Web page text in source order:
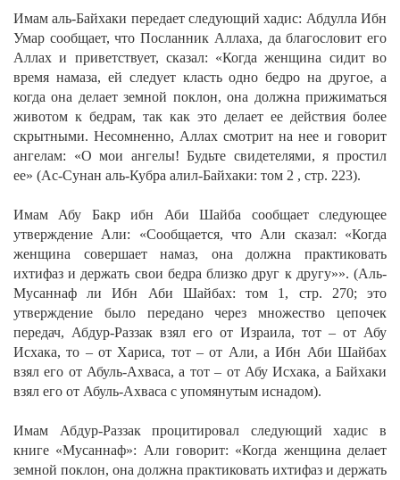
Имам аль-Байхаки передает следующий хадис: Абдулла Ибн
Умар сообщает, что Посланник Аллаха, да благословит его
Аллах и приветствует, сказал: «Когда женщина сидит во
время намаза, ей следует класть одно бедро на другое, а
когда она делает земной поклон, она должна прижиматься
животом к бедрам, так как это делает ее действия более
скрытными. Несомненно, Аллах смотрит на нее и говорит
ангелам: «О мои ангелы! Будьте свидетелями, я простил
ее» (Ас-Сунан аль-Кубра алил-Байхаки: том 2 , стр. 223).
Имам Абу Бакр ибн Аби Шайба сообщает следующее
утверждение Али: «Сообщается, что Али сказал: «Когда
женщина совершает намаз, она должна практиковать
ихтифаз и держать свои бедра близко друг к другу»». (Аль-
Мусаннаф ли Ибн Аби Шайбах: том 1, стр. 270; это
утверждение было передано через множество цепочек
передач, Абдур-Раззак взял его от Израила, тот – от Абу
Исхака, то – от Хариса, тот – от Али, а Ибн Аби Шайбах
взял его от Абуль-Ахваса, а тот – от Абу Исхака, а Байхаки
взял его от Абуль-Ахваса с упомянутым иснадом).
Имам Абдур-Раззак процитировал следующий хадис в
книге «Мусаннаф»: Али говорит: «Когда женщина делает
земной поклон, она должна практиковать ихтифаз и держать